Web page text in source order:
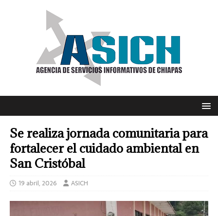
Se realiza jornada comunitaria para
fortalecer el cuidado ambiental en
San Cristóbal
19 abril, 2026 ASICH